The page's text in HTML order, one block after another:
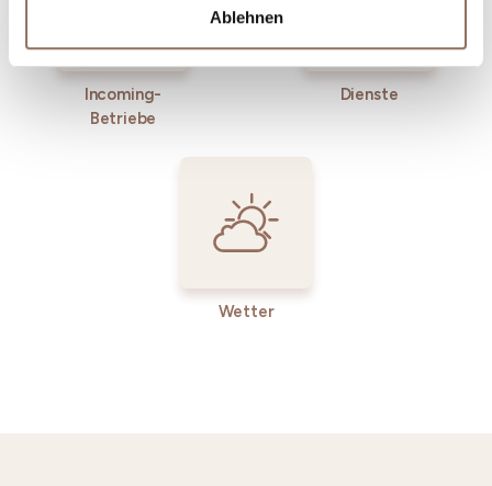
Ablehnen
Incoming-
Betriebe
Dienste
Wetter